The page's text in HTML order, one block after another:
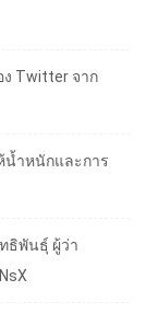
ง Twitter จาก
น้ำหนักและการ
ธิพันธุ์ ผู้ว่า